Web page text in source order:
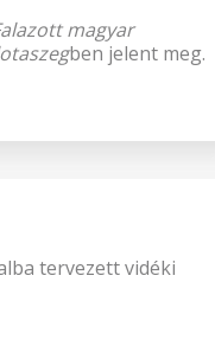
magyar
ben jelent meg.
tervezett vidéki